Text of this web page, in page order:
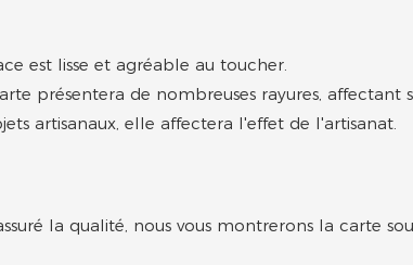
est lisse et agréable au toucher.
présentera de nombreuses rayures, affectant
artisanaux, elle affectera l'effet de l'artisanat.
la qualité, nous vous montrerons la carte